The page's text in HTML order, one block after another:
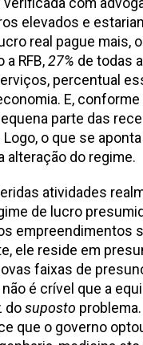
elevados e
real pague mais,
RFB,27% de todas
percentual
E,
parte das
Logo, o que se
alteração do regime.
atividades
de lucro
empreendimentos
ele reside em
faixas de
é crível que a
dosuposto
que o governo